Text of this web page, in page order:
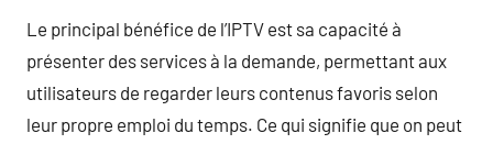
Le principal bénéfice de l’IPTV est sa capacité à
présenter des services à la demande, permettant aux
utilisateurs de regarder leurs contenus favoris selon
leur propre emploi du temps. Ce qui signifie que on peut